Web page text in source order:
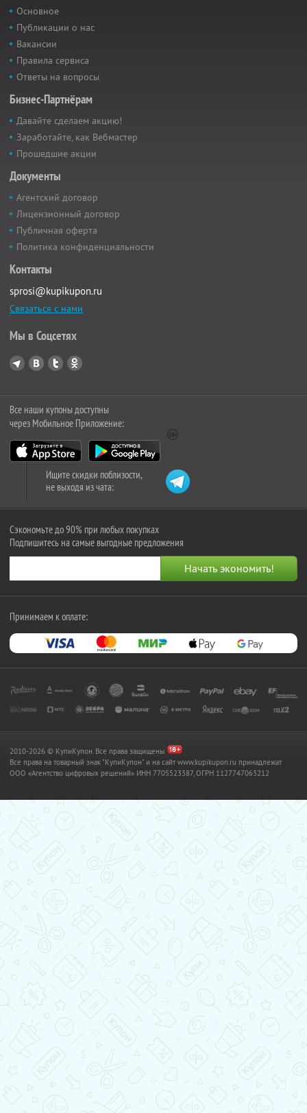
Основное
Публикации о нас
Вакансии
Правила сервиса
Ответы на вопросы
Бизнес-Партнёрам
Давайте сделаем акцию!
Заработайте, как Вебмастер
Прошедшие акции
Документы
Агентский договор
Лицензионный договор
Публичная оферта
Политика конфиденциальности
Контакты
sprosi@kupikupon.ru
Связаться с нами
Мы в Соцсетях
Все наши купоны доступны
через Мобильное Приложение:
Ищите скидки поблизости,
не выходя из чата:
Сэкономьте до 90% при любых покупках
Подпишитесь на самые выгодные предложения
Принимаем к оплате:
2010-2026 © КупиКупон. Все права защищены.
Все права на товарный знак "КупиКупон" и на сайт www.kupikupon.ru принадлежат
OOO «Агентство цифровых решений» ИНН 7705523387, ОГРН 1127747063212